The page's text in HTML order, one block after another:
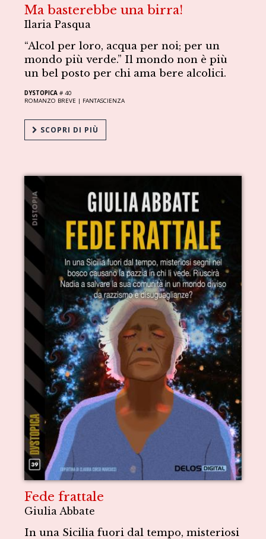
Ma basterebbe una birra!
Ilaria Pasqua
“Alcol per loro, acqua per noi; per un
mondo più verde.” Il mondo non è più
un bel posto per chi ama bere alcolici.
DYSTOPICA # 40
ROMANZO BREVE | FANTASCIENZA
SCOPRI DI PIÙ
Fede frattale
Giulia Abbate
In una Sicilia fuori dal tempo, misteriosi